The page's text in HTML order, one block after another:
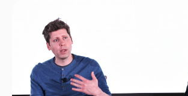
인수했습니다. 기술업계에서는 AI 기술과 블록체인의
시도되고 있습니다. 샘 알트만 오픈AI CEO가 설립한 ‘
(Worldcoin)’이 대표적 사례입니다. 블록체인과 핀테
효과가 크다는 주장입니다.